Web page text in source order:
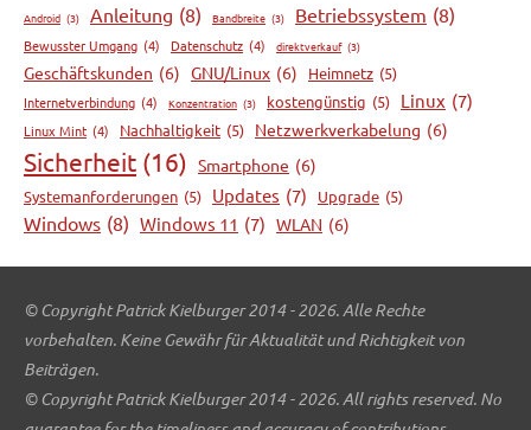
Android (3) Anleitung (8) Bandbreite (3) Betriebssystem (8)
Bewusster Umgang (4) Datenschutz (4) direktverkauf (3)
Geschäftskunden (6) GNU/Linux (6) Heimnetz (5)
Internetverbindung (4) Konzentration (3) kostengünstig (5) Linux (7)
Linux Mint (4) Nachhaltigkeit (5) Netzwerkverkabelung (6)
Sicherheit (16) Smartphone (6)
Systemanforderungen (5) Updates (7) Upgrade (5)
Windows (8) Windows 11 (7) WLAN (6)
© Copyright Patrick Kielburger 2014 - 2026. Alle Rechte
vorbehalten. Keine Gewähr für Aktualität und Richtigkeit von
Beiträgen.
© Copyright Patrick Kielburger 2014 - 2026. All rights reserved. No